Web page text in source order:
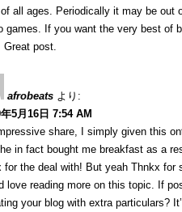
all ages. Periodically it may be out
games. If you want the very best of
Great post.
afrobeats より:
5月16日 7:54 AM
share, I simply given this
in fact bought me breakfast as a
for the deal with! But yeah Thnkx
love reading more on this topic. If
your blog with extra particulars?